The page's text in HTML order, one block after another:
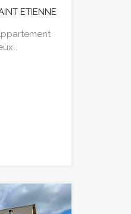
ETIENNE